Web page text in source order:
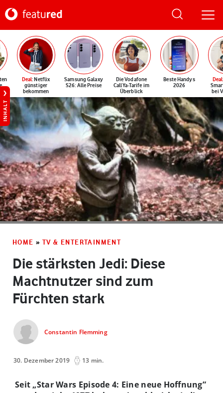
Deal: Netflix
günstiger
bekommen
Samsung Galaxy
S26: Alle Preise
Die Vodafone
CallYa-Tarife im
Überblick
Beste Handys
2026
Deal
bei
INHALT
HOME » TV & ENTERTAINMENT
Die stärksten Jedi: Diese
Machtnutzer sind zum
Fürchten stark
Constantin Flemming
30. Dezember 2019 13 min.
Seit „Star Wars Episode 4: Eine neue Hoffnung”